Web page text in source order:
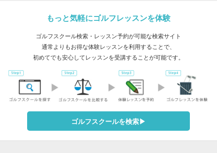
もっと気軽にゴルフレッスンを体験
ゴルフスクール検索・レッスン予約が可能な検索サイト
通常よりもお得な体験レッスンを利用することで、
初めてでも安心してレッスンを受講することが可能です。
ゴルフスクールを検索▶︎